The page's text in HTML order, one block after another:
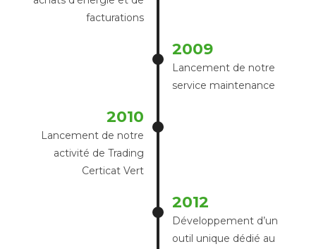
facturations
2009
Lancement de notre
service maintenance
2010
Lancement de notre
activité de Trading
Certicat Vert
2012
Développement d’un
outil unique dédié au